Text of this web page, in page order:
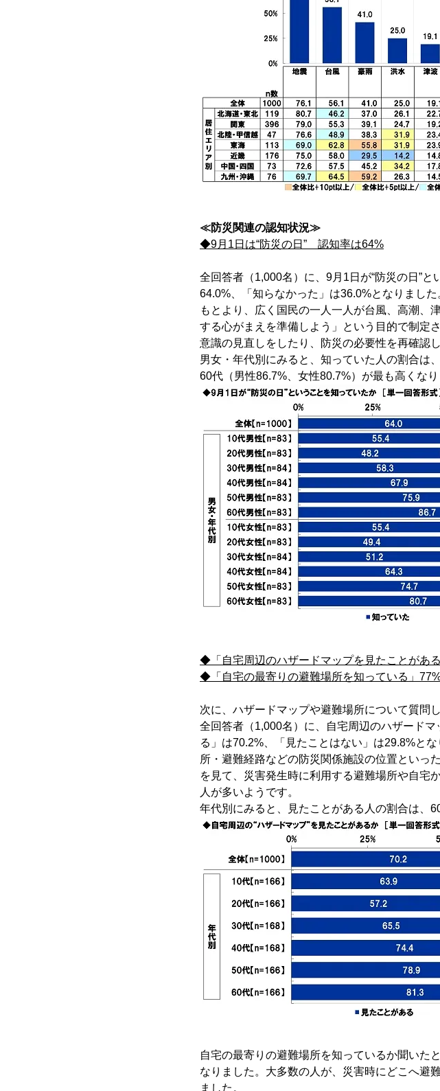
≪防災関連の認知状況≫
◆9月1日は“防災の日” 認知率は64%
全回答者（1,000名）に、9月1日が“防災の日”
64.0%、「知らなかった」は36.0%となりまし
もとより、広く国民の一人一人が台風、高潮、
する心がまえを準備しよう」という目的で制定
意識の見直しをしたり、防災の必要性を再確認
男女・年代別にみると、知っていた人の割合は
60代（男性86.7%、女性80.7%）が最も高くなり
◆「自宅周辺のハザードマップを見たことがあ
◆「自宅の最寄りの避難場所を知っている」
次に、ハザードマップや避難場所について質問し
全回答者（1,000名）に、自宅周辺のハザード
る」は70.2%、「見たことはない」は29.8%と
所・避難経路などの防災関係施設の位置といっ
を見て、災害発生時に利用する避難場所や自宅
人が多いようです。
年代別にみると、見たことがある人の割合は、
自宅の最寄りの避難場所を知っているか聞いた
なりました。大多数の人が、災害時にどこへ避
ました。